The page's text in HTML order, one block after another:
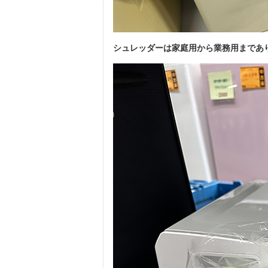
シュレッダーは家庭用から業務用まであ